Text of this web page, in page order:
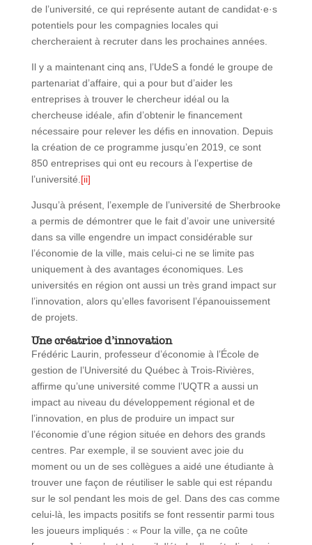
de l’université, ce qui représente autant de candidat·e·s
potentiels pour les compagnies locales qui
chercheraient à recruter dans les prochaines années.
Il y a maintenant cinq ans, l’UdeS a fondé le groupe de
partenariat d’affaire, qui a pour but d’aider les
entreprises à trouver le chercheur idéal ou la
chercheuse idéale, afin d’obtenir le financement
nécessaire pour relever les défis en innovation. Depuis
la création de ce programme jusqu’en 2019, ce sont
850 entreprises qui ont eu recours à l’expertise de
l’université.[ii]
Jusqu’à présent, l’exemple de l’université de Sherbrooke
a permis de démontrer que le fait d’avoir une université
dans sa ville engendre un impact considérable sur
l’économie de la ville, mais celui-ci ne se limite pas
uniquement à des avantages économiques. Les
universités en région ont aussi un très grand impact sur
l’innovation, alors qu’elles favorisent l’épanouissement
de projets.
Une créatrice d’innovation
Frédéric Laurin, professeur d’économie à l’École de
gestion de l’Université du Québec à Trois-Rivières,
affirme qu’une université comme l’UQTR a aussi un
impact au niveau du développement régional et de
l’innovation, en plus de produire un impact sur
l’économie d’une région située en dehors des grands
centres. Par exemple, il se souvient avec joie du
moment ou un de ses collègues a aidé une étudiante à
trouver une façon de réutiliser le sable qui est répandu
sur le sol pendant les mois de gel. Dans des cas comme
celui-là, les impacts positifs se font ressentir parmi tous
les joueurs impliqués : « Pour la ville, ça ne coûte